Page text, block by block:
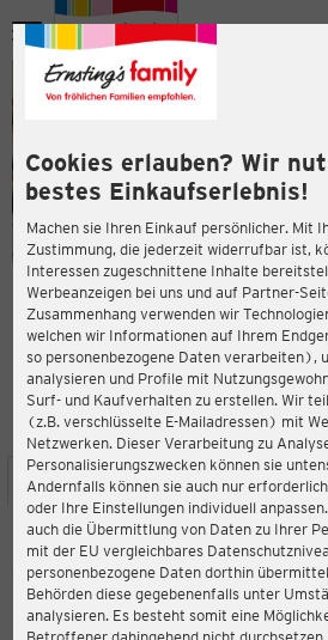
Cookies erlauben? Wir
bestes Einkaufserlebnis!
Machen sie Ihren Einkauf persönlicher. Mit
Zustimmung, die jederzeit widerrufbar ist,
Interessen zugeschnittene Inhalte
Werbeanzeigen bei uns und auf Partner-
Zusammenhang verwenden wir
welchen wir Informationen auf Ihrem
so personenbezogene Daten verarbeiten),
analysieren und Profile mit
Surf- und Kaufverhalten zu erstellen. Wir
(z.B. verschlüsselte E-Mailadressen) mit
Netzwerken. Dieser Verarbeitung zu
Personalisierungszwecken können sie
Andernfalls können sie auch nur
oder Ihre Einstellungen individuell
auch die Übermittlung von Daten zu Ihrer
mit der EU vergleichbares
personenbezogene Daten dorthin
Behörden diese gegebenenfalls unter
analysieren. Es besteht somit eine
Menü
ERNSTING'S FAMILY
37627
4,3
STANDORT SERVICES SORTIMENT
Ernsting's family
Teichtorstr. 6, 37627